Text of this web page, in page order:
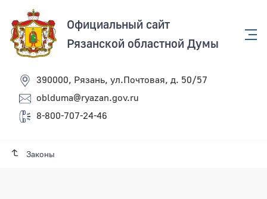
Официальный сайт
Рязанской областной Думы
390000, Рязань, ул.Почтовая, д. 50/57
oblduma@ryazan.gov.ru
8-800-707-24-46
Законы